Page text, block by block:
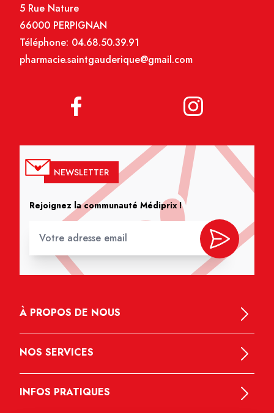
5 Rue Nature
66000 PERPIGNAN
Téléphone: 04.68.50.39.91
pharmacie.saintgauderique@gmail.com
NEWSLETTER
Rejoignez la communauté Médiprix !
À PROPOS DE NOUS
NOS SERVICES
INFOS PRATIQUES